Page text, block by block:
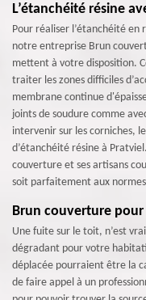
L’étanchéité résine
Pour réaliser l’étanchéité
notre entreprise Brun
mettent à votre disposition.
traiter les zones difficiles
membrane continue
joints de soudure comme
intervenir sur les corniches,
d’étanchéité résine à
couverture et ses artisans
soit parfaitement aux
Brun couverture
Une fuite sur le toit, n’est
dégradant pour votre
déplacée pourraient être la
de faire appel à un